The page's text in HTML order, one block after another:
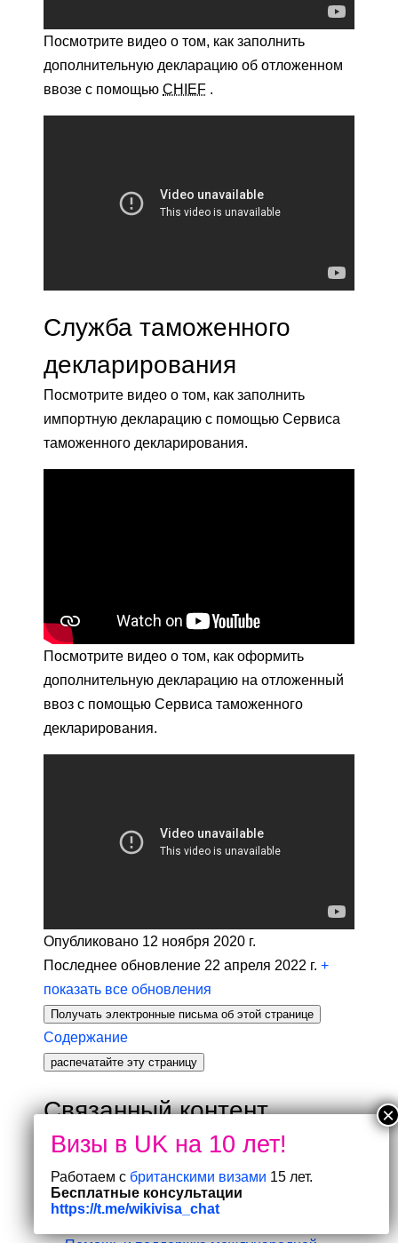
Посмотрите видео о том, как заполнить
дополнительную декларацию об отложенном
ввозе с помощью CHIEF .
Служба таможенного
декларирования
Посмотрите видео о том, как заполнить
импортную декларацию с помощью Сервиса
таможенного декларирования.
Посмотрите видео о том, как оформить
дополнительную декларацию на отложенный
ввоз с помощью Сервиса таможенного
декларирования.
Опубликовано 12 ноября 2020 г.
Последнее обновление 22 апреля 2022 г. +
показать все обновления
Получать электронные письма об этой странице
Содержание
распечатайте эту страницу
Связанный контент
Вебинары о пограничных требованиях и
Великобританией и ЕС
Новые правила ввоза и вывоза товаров
Работаем с британскими визами 15 лет.
Бесплатные консультации
https://t.me/wikivisa_chat